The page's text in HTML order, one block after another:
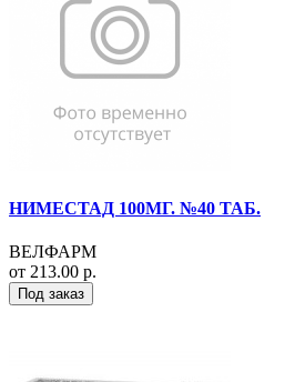
НИМЕСТАД 100МГ. №40 ТАБ.
ВЕЛФАРМ
от 213.00 р.
Под заказ